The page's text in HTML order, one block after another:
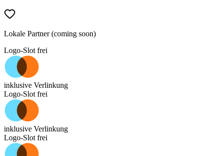
Lokale Partner (coming soon)
Logo-Slot frei
inklusive Verlinkung
Logo-Slot frei
inklusive Verlinkung
Logo-Slot frei